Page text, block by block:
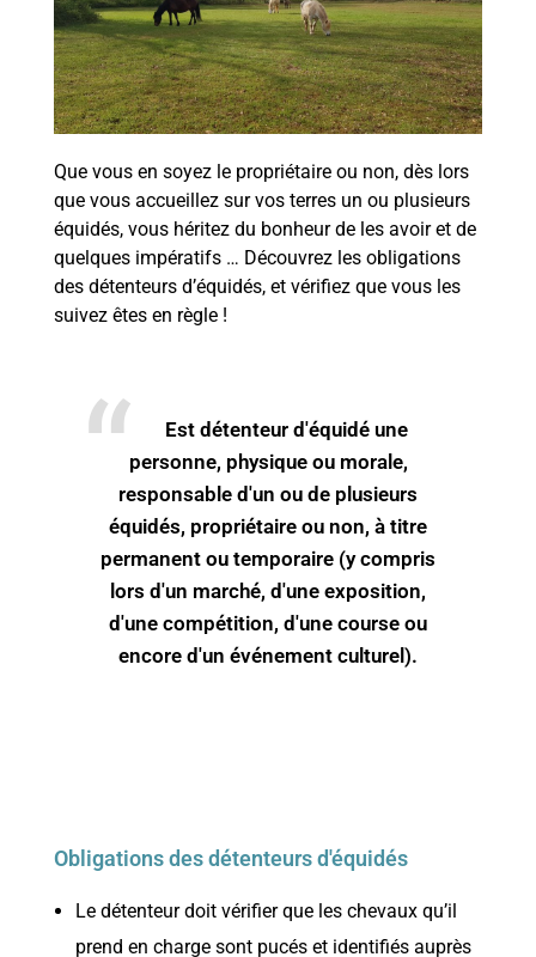
Que vous en soyez le propriétaire ou non, dès lors
que vous accueillez sur vos terres un ou plusieurs
équidés, vous héritez du bonheur de les avoir et de
quelques impératifs … Découvrez les obligations
des détenteurs d’équidés, et vérifiez que vous les
suivez êtes en règle !
Est détenteur d'équidé une
personne, physique ou morale,
responsable d'un ou de plusieurs
équidés, propriétaire ou non, à titre
permanent ou temporaire (y compris
lors d'un marché, d'une exposition,
d'une compétition, d'une course ou
encore d'un événement culturel).
Obligations des détenteurs d'équidés
Le détenteur doit vérifier que les chevaux qu’il
prend en charge sont pucés et identifiés auprès